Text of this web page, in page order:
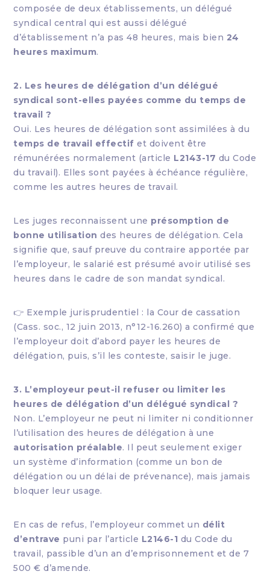
composée de deux établissements, un délégué
syndical central qui est aussi délégué
d’établissement n’a pas 48 heures, mais bien 24
heures maximum.
2. Les heures de délégation d’un délégué
syndical sont-elles payées comme du temps de
travail ?
Oui. Les heures de délégation sont assimilées à du
temps de travail effectif et doivent être
rémunérées normalement (article L2143-17 du Code
du travail). Elles sont payées à échéance régulière,
comme les autres heures de travail.
Les juges reconnaissent une présomption de
bonne utilisation des heures de délégation. Cela
signifie que, sauf preuve du contraire apportée par
l’employeur, le salarié est présumé avoir utilisé ses
heures dans le cadre de son mandat syndical.
👉 Exemple jurisprudentiel : la Cour de cassation
(Cass. soc., 12 juin 2013, n°12-16.260) a confirmé que
l’employeur doit d’abord payer les heures de
délégation, puis, s’il les conteste, saisir le juge.
3. L’employeur peut-il refuser ou limiter les
heures de délégation d’un délégué syndical ?
Non. L’employeur ne peut ni limiter ni conditionner
l’utilisation des heures de délégation à une
autorisation préalable. Il peut seulement exiger
un système d’information (comme un bon de
délégation ou un délai de prévenance), mais jamais
bloquer leur usage.
En cas de refus, l’employeur commet un délit
d’entrave puni par l’article L2146-1 du Code du
travail, passible d’un an d’emprisonnement et de 7
500 € d’amende.